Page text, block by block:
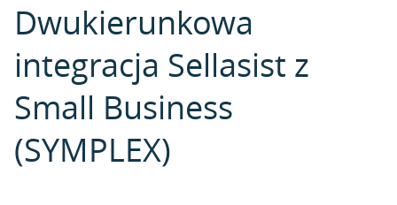
Dwukierunkowa
integracja Sellasist z
Small Business
(SYMPLEX)